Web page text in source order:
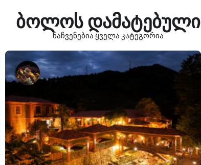
ბოლოს დამატებული
ნაჩვენებია ყველა კატეგორია